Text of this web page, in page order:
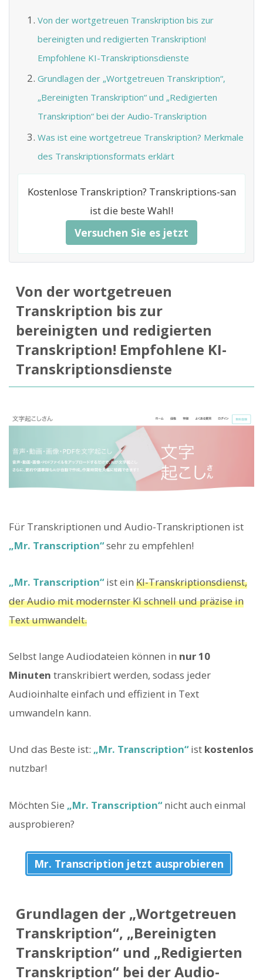
Von der wortgetreuen Transkription bis zur
bereinigten und redigierten Transkription!
Empfohlene KI-Transkriptionsdienste
Grundlagen der „Wortgetreuen Transkription“,
„Bereinigten Transkription“ und „Redigierten
Transkription“ bei der Audio-Transkription
Was ist eine wortgetreue Transkription? Merkmale
des Transkriptionsformats erklärt
Kostenlose Transkription? Transkriptions-san
ist die beste Wahl!
Versuchen Sie es jetzt
Von der wortgetreuen
Transkription bis zur
bereinigten und redigierten
Transkription! Empfohlene KI-
Transkriptionsdienste
Für Transkriptionen und Audio-Transkriptionen ist
„Mr. Transcription“sehr zu empfehlen!
„Mr. Transcription“ist ein KI-Transkriptionsdienst,
der Audio mit modernster KI schnell und präzise in
Text umwandelt.
Selbst lange Audiodateien können in nur 10
Minuten transkribiert werden, sodass jeder
Audioinhalte einfach und effizient in Text
umwandeln kann.
Und das Beste ist: „Mr. Transcription“ist kostenlos
nutzbar!
Möchten Sie „Mr. Transcription“nicht auch einmal
ausprobieren?
Mr. Transcription jetzt ausprobieren
Grundlagen der „Wortgetreuen
Transkription“, „Bereinigten
Transkription“ und „Redigierten
Transkription“ bei der Audio-